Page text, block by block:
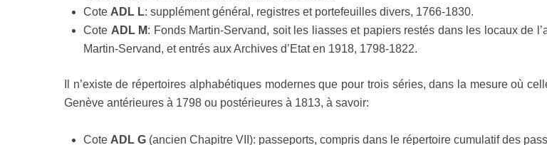
Cote ADL L: supplément général, registres et portefeuilles divers, 1766-1830.
Cote ADL M: Fonds Martin-Servand, soit les liasses et papiers restés dans les locaux de
Martin-Servand, et entrés aux Archives d’Etat en 1918, 1798-1822.
Il n’existe de répertoires alphabétiques modernes que pour trois séries, dans la mesure où
Genève antérieures à 1798 ou postérieures à 1813, à savoir:
Cote ADL G (ancien Chapitre VII): passeports, compris dans le répertoire cumulatif des